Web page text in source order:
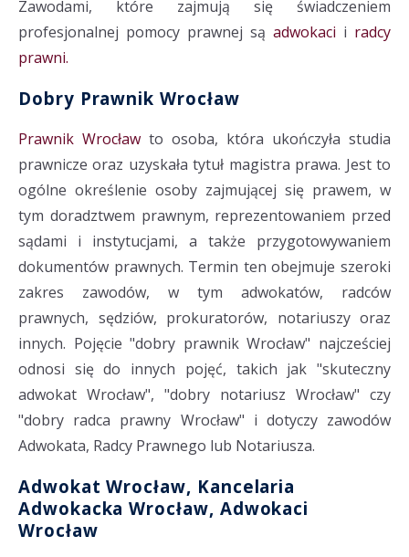
Zawodami, które zajmują się świadczeniem
profesjonalnej pomocy prawnej są adwokaci i radcy
prawni.
Dobry Prawnik Wrocław
Prawnik Wrocław to osoba, która ukończyła studia
prawnicze oraz uzyskała tytuł magistra prawa. Jest to
ogólne określenie osoby zajmującej się prawem, w
tym doradztwem prawnym, reprezentowaniem przed
sądami i instytucjami, a także przygotowywaniem
dokumentów prawnych. Termin ten obejmuje szeroki
zakres zawodów, w tym adwokatów, radców
prawnych, sędziów, prokuratorów, notariuszy oraz
innych. Pojęcie "dobry prawnik Wrocław" najcześciej
odnosi się do innych pojęć, takich jak "skuteczny
adwokat Wrocław", "dobry notariusz Wrocław" czy
"dobry radca prawny Wrocław" i dotyczy zawodów
Adwokata, Radcy Prawnego lub Notariusza.
Adwokat Wrocław, Kancelaria
Adwokacka Wrocław, Adwokaci
Wrocław